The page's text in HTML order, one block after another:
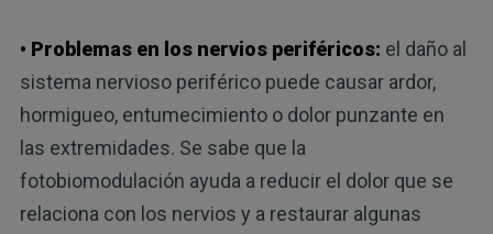
• Problemas en los nervios periféricos: el daño al
sistema nervioso periférico puede causar ardor,
hormigueo, entumecimiento o dolor punzante en
las extremidades. Se sabe que la
fotobiomodulación ayuda a reducir el dolor que se
relaciona con los nervios y a restaurar algunas